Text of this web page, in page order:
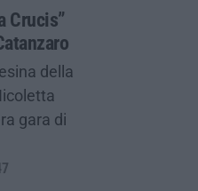
Crucis”
della
gara di